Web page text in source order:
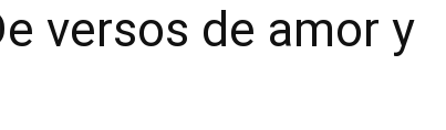
versos de amor y